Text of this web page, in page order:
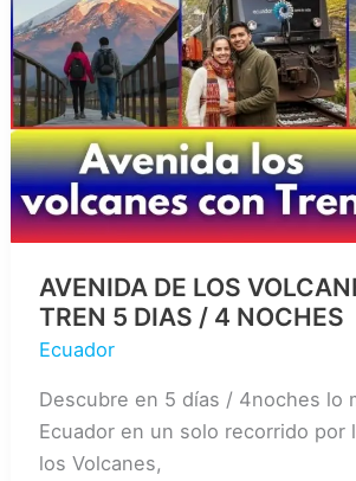
3
DIAS
/
2
NOCHES
AVENIDA DE LOS
TREN 5 DIAS / 4 NOCHES
Ecuador
Descubre en 5 días / 4noches lo
Ecuador en un solo recorrido por
los Volcanes,